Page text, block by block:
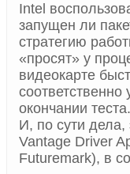
Intel
запущен ли
стратегию
«просят» у
видеокарте
окончании
И, по сути
Vantage Driver
Futuremark), в